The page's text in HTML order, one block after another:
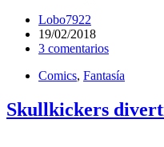
Lobo7922
19/02/2018
3 comentarios
Comics, Fantasía
Skullkickers